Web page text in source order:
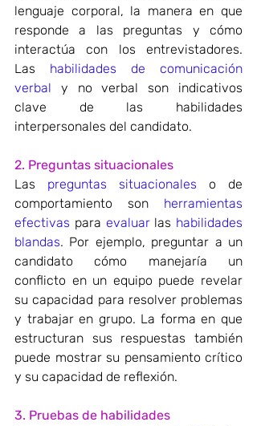
lenguaje corporal, la manera en que
responde a las preguntas y cómo
interactúa con los entrevistadores.
Las habilidades de comunicación
verbal y no verbal son indicativos
clave de las habilidades
interpersonales del candidato.
2. Preguntas situacionales
Las preguntas situacionales o de
comportamiento son herramientas
efectivas para evaluar las habilidades
blandas. Por ejemplo, preguntar a un
candidato cómo manejaría un
conflicto en un equipo puede revelar
su capacidad para resolver problemas
y trabajar en grupo. La forma en que
estructuran sus respuestas también
puede mostrar su pensamiento crítico
y su capacidad de reflexión.
3. Pruebas de habilidades